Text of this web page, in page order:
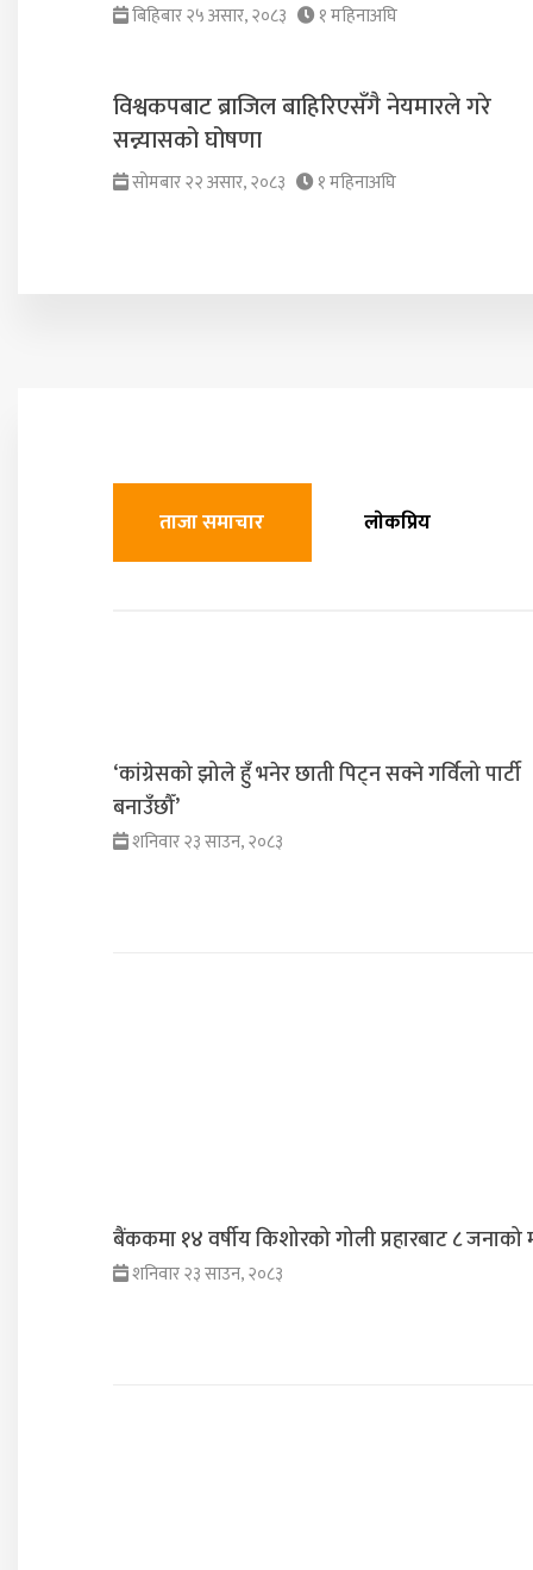
बिहिबार २५ असार, २०८३ १ महिनाअघि
विश्वकपबाट ब्राजिल बाहिरिएसँगै नेयमारले गरे
सन्न्यासको घोषणा
सोमबार २२ असार, २०८३ १ महिनाअघि
ताजा समाचार लाेकप्रिय
‘कांग्रेसको झोले हुँ भनेर छाती पिट्न सक्ने गर्विलो पार्टी
बनाउँछौँ’
शनिवार २३ साउन, २०८३
बैंककमा १४ वर्षीय किशोरको गोली प्रहारबाट ८ जनाको
शनिवार २३ साउन, २०८३